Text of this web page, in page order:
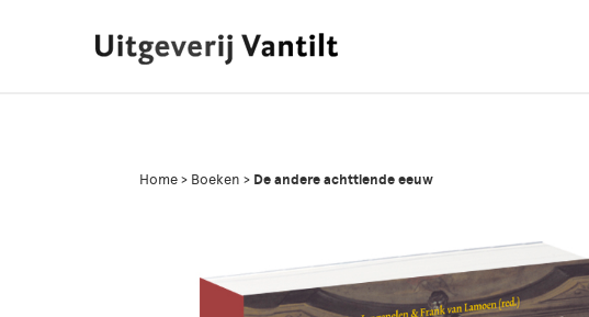
Home > Boeken > De andere achttiende eeuw